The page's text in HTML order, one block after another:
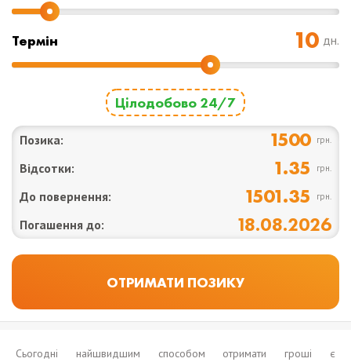
Термін дн.
Цілодобово 24/7
Позика: 1500 грн.
Відсотки: 1.35 грн.
До повернення: 1501.35 грн.
Погашення до: 18.08.2026
Сьогодні найшвидшим способом отримати гроші є